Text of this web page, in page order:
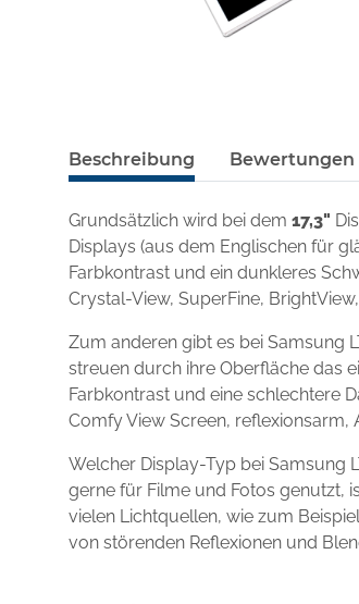
Beschreibung Bewertungen
Grundsätzlich wird bei dem 17,3"
Displays (aus dem Englischen für
Farbkontrast und ein dunkleres
Crystal-View, SuperFine,
Zum anderen gibt es bei Samsung
streuen durch ihre Oberfläche das
Farbkontrast und eine schlechtere
Comfy View Screen, reflexionsarm,
Welcher Display-Typ bei Samsung
gerne für Filme und Fotos genutzt,
vielen Lichtquellen, wie zum
von störenden Reflexionen und